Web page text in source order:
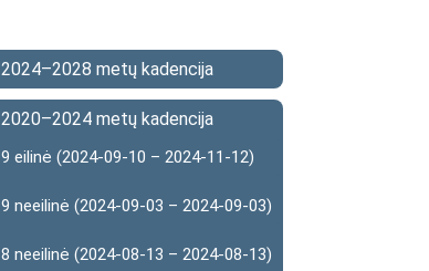
2024–2028 metų kadencija
2020–2024 metų kadencija
9 eilinė (2024-09-10 – 2024-11-12)
9 neeilinė (2024-09-03 – 2024-09-03)
8 neeilinė (2024-08-13 – 2024-08-13)